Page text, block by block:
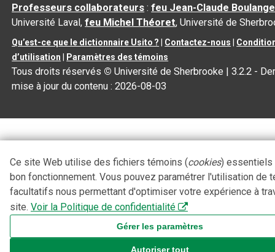
Professeurs collaborateurs :feu Jean-Claude
Université Laval,feu Michel Théoret, Université de
Qu’est-ce que le dictionnaire Usito ? Contactez-nous
d’utilisation
Paramètres des témoins
Tous droits réservés © Université de Sherbrooke |3.2.2 -
mise à jour du contenu :2026-08-03
Ce site Web utilise des fichiers témoins (cookies) essentiels
bon fonctionnement. Vous pouvez paramétrer l'utilisation de
facultatifs nous permettant d'optimiser votre expérience à
site. Voir la Politique de confidentialité
Gérer les paramètres
Autoriser tout